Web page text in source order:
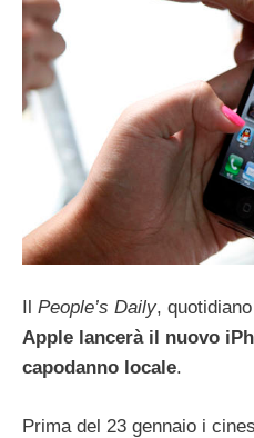
People’s Daily,
Apple lancerà il nuovo
capodanno locale.
Prima del 23 gennaio i